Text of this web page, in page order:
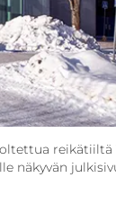
reikätiiltä
näkyvän